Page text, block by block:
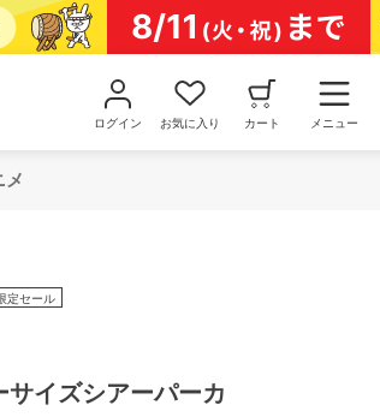
ログイン お気に入り カート メニュー
メ
定セール
サイズシアーパーカ